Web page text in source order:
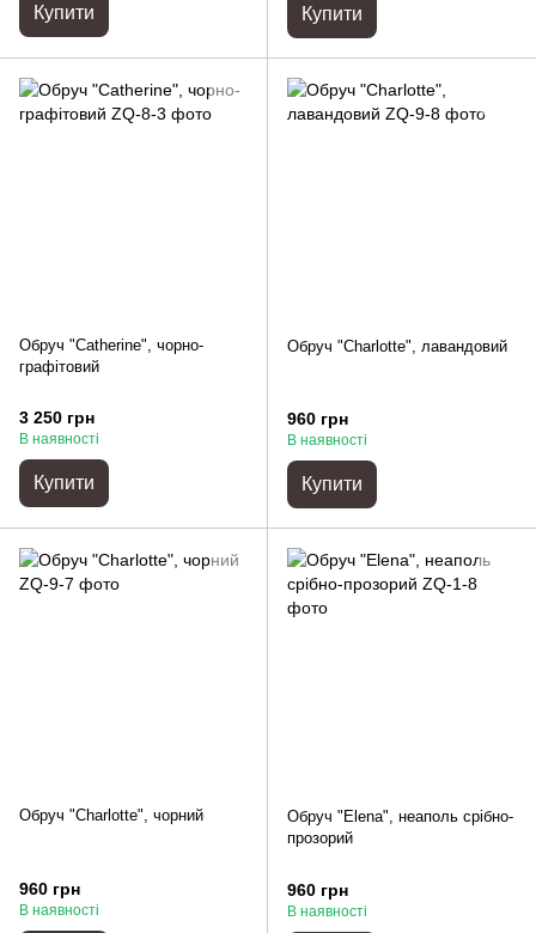
Купити Купити
Обруч "Catherine", чорно-
графітовий
3 250 грн
В наявності
Купити
Обруч "Charlotte", лавандовий
960 грн
В наявності
Купити
Обруч "Charlotte", чорний
960 грн
В наявності
Обруч "Elena", неаполь срібно-
прозорий
960 грн
В наявності